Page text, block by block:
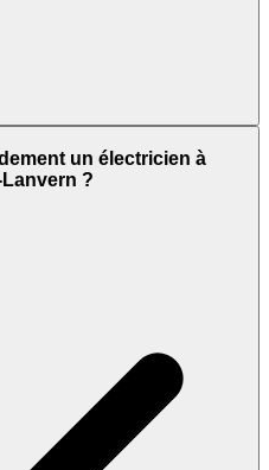
un électricien à
?